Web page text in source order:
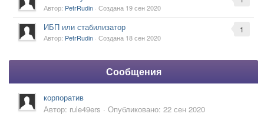
Автор: PetrRudin · Создана 19 сен 2020
1
ИБП или стабилизатор
Автор: PetrRudin · Создана 18 сен 2020
Сообщения
корпоратив
Автор: rule49ers · Опубликовано: 22 сен 2020